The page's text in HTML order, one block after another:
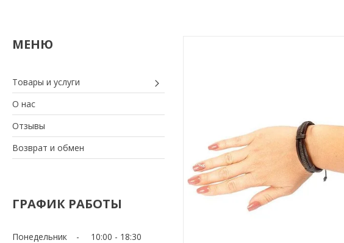
Товары и услуги
О нас
Отзывы
Возврат и обмен
ГРАФИК РАБОТЫ
Понедельник 10:00
18:30